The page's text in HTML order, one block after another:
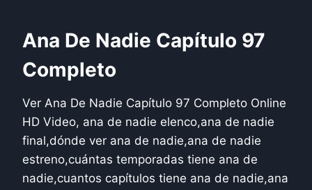
Ana De Nadie Capítulo 97
Completo
Ver Ana De Nadie Capítulo 97 Completo Online
HD Video, ana de nadie elenco,ana de nadie
final,dónde ver ana de nadie,ana de nadie
estreno,cuántas temporadas tiene ana de
nadie,cuantos capítulos tiene ana de nadie,ana